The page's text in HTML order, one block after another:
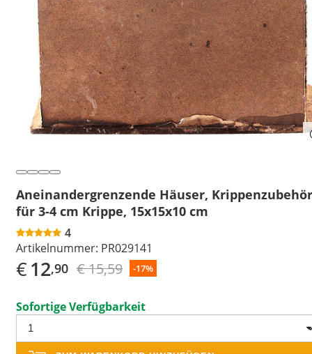
Aneinandergrenzende Häuser,
für 3-4 cm Krippe, 15x15x10 cm
4
Artikelnummer: PR029141
€12,90 € 15,59 -17%
Sofortige Verfügbarkeit